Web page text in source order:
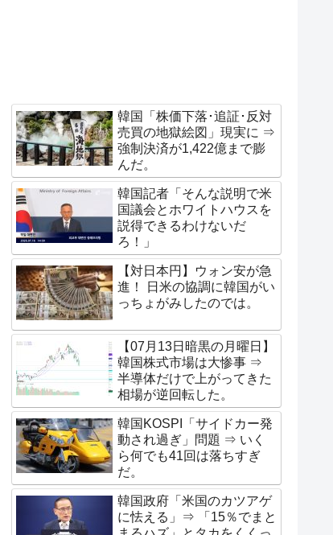
韓国「株価下落･追証･反対
売買の地獄絵図」現実に ⇒
強制決済が1,422億まで膨
んだ。
韓国記者「そんな説明で米
国議会とホワイトハウスを
説得できるわけないだ
ろ！」
【対日本円】ウォン安が急
進！ 日米の協調に韓国がい
っちょがみしたのでは。
【07月13日暗黒の月曜日】
韓国株式市場は大惨事 ⇒
半導体だけで上がってきた
相場が逆回転した。
韓国KOSPI「サイドカー発
動され過ぎ」問題 ⇒ いく
ら何でも41回は落ちすぎ
だ。
韓国政府「米国のカツアゲ
に怯える」⇒ 「15％でまと